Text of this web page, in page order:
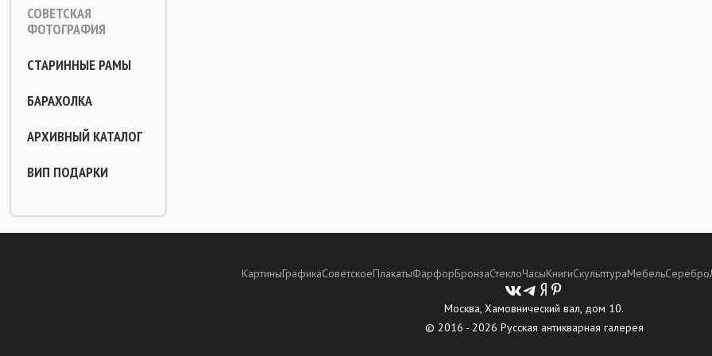
СОВЕТСКАЯ
ФОТОГРАФИЯ
СТАРИННЫЕ РАМЫ
БАРАХОЛКА
АРХИВНЫЙ КАТАЛОГ
ВИП ПОДАРКИ
КартиныГрафикаСоветскоеПлакатыФарфорБронзаСтеклоЧасыКнигиСкульптураМебельСеребро
Москва, Хамовнический вал, дом 10.
© 2016 - 2026 Русская антикварная галерея